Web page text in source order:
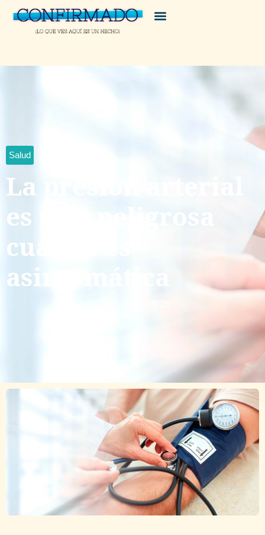
Salud
La presión arterial
es más peligrosa
cuando es
asintomática